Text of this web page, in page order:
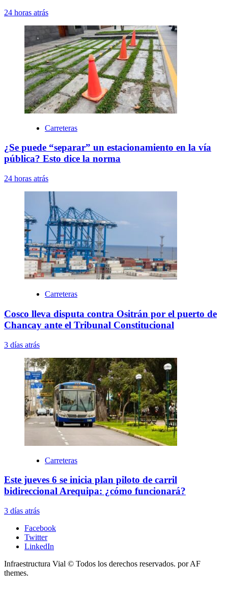
24 horas atrás
Carreteras
¿Se puede “separar” un estacionamiento en la vía
pública? Esto dice la norma
24 horas atrás
Carreteras
Cosco lleva disputa contra Ositrán por el puerto de
Chancay ante el Tribunal Constitucional
3 días atrás
Carreteras
Este jueves 6 se inicia plan piloto de carril
bidireccional Arequipa: ¿cómo funcionará?
3 días atrás
Facebook
Twitter
LinkedIn
Infraestructura Vial © Todos los derechos reservados. por AF
themes.